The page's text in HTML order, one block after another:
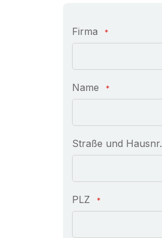
Firma
Name
Straße und Hausnr.
PLZ